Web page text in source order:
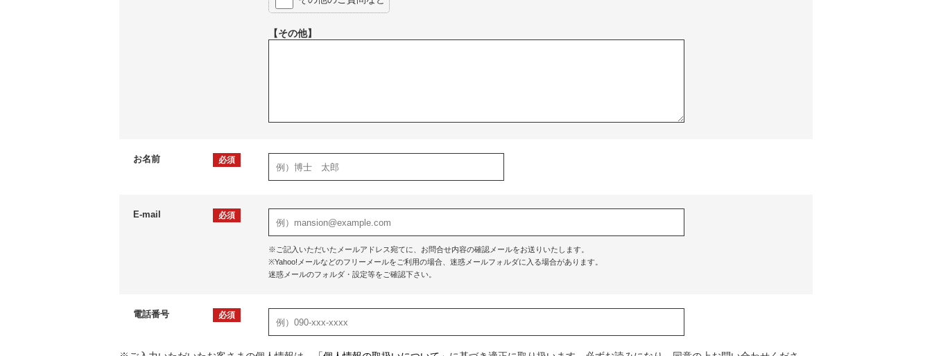
【その他】
お名前 必須
E-mail 必須
※ご記入いただいたメールアドレス宛てに、お問合せ内容の確認メールをお送りいたします。
※Yahoo!メールなどのフリーメールをご利用の場合、迷惑メールフォルダに入る場合があります。
迷惑メールのフォルダ・設定等をご確認下さい。
電話番号 必須